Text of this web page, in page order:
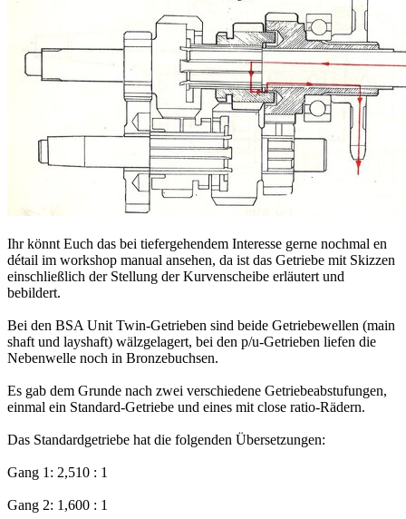
Ihr könnt Euch das bei tiefergehendem Interesse gerne nochmal en
détail im workshop manual ansehen, da ist das Getriebe mit Skizzen
einschließlich der Stellung der Kurvenscheibe erläutert und
bebildert.
Bei den BSA Unit Twin-Getrieben sind beide Getriebewellen (main
shaft und layshaft) wälzgelagert, bei den p/u-Getrieben liefen die
Nebenwelle noch in Bronzebuchsen.
Es gab dem Grunde nach zwei verschiedene Getriebeabstufungen,
einmal ein Standard-Getriebe und eines mit close ratio-Rädern.
Das Standardgetriebe hat die folgenden Übersetzungen:
Gang 1: 2,510 : 1
Gang 2: 1,600 : 1